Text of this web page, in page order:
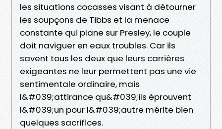
les situations cocasses visant à détourner
les soupçons de Tibbs et la menace
constante qui plane sur Presley, le couple
doit naviguer en eaux troubles. Car ils
savent tous les deux que leurs carrières
exigeantes ne leur permettent pas une vie
sentimentale ordinaire, mais
l&#039;attirance qu&#039;ils éprouvent
l&#039;un pour l&#039;autre mérite bien
quelques sacrifices.